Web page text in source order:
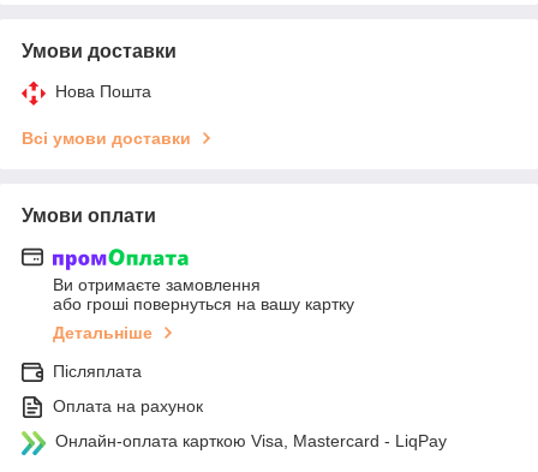
Умови доставки
Нова Пошта
Всі умови доставки
Умови оплати
Ви отримаєте замовлення
або гроші повернуться на вашу картку
Детальніше
Післяплата
Оплата на рахунок
Онлайн-оплата карткою Visa, Mastercard - LiqPay